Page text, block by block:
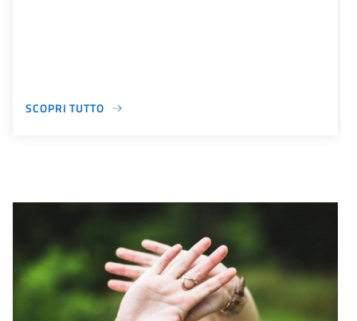
SCOPRI TUTTO